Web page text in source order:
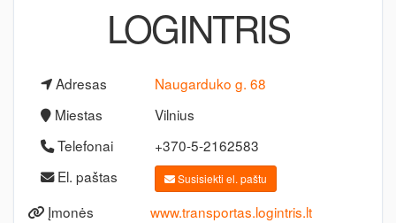
LOGINTRIS
Adresas
Naugarduko g. 68
Miestas
Vilnius
Telefonai
+370-5-2162583
El. paštas
Susisiekti el. paštu
Įmonės
www.transportas.logintris.lt